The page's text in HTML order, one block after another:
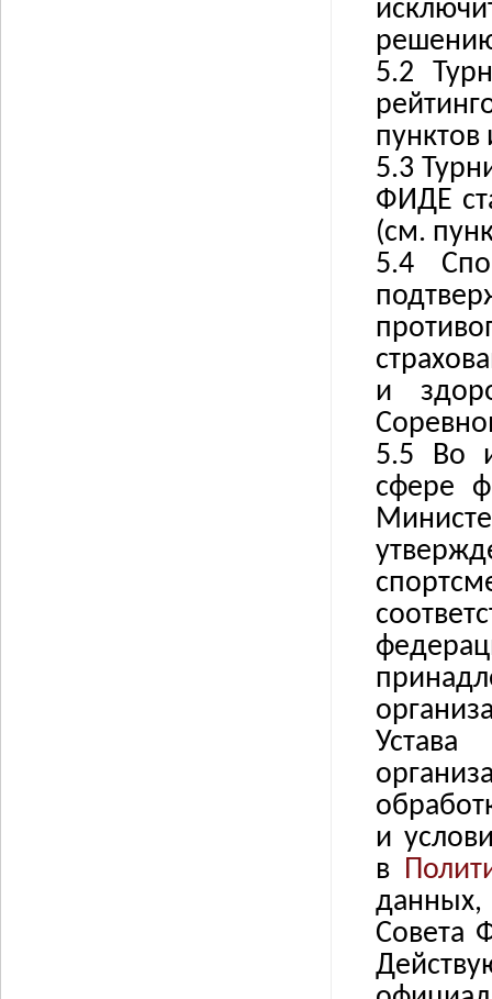
5.2
пунктов
5.3
ФИДЕ
(см.
5.4
и
5.5 Во
сфере
и
в
Совета